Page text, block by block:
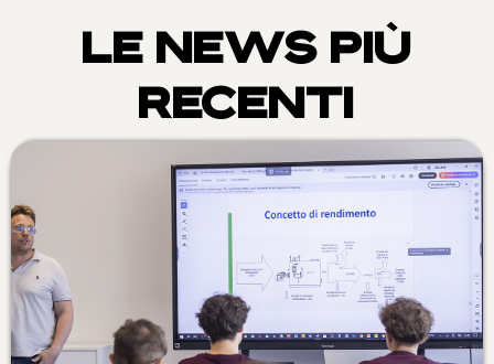
LE NEWS PIÙ
RECENTI